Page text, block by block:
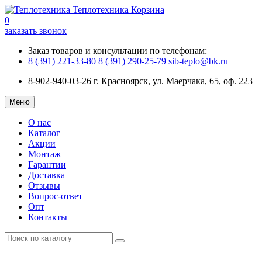
Теплотехника Корзина
0
заказать звонок
Заказ товаров и консультации по телефонам:
8 (391) 221-33-80 8 (391) 290-25-79 sib-teplo@bk.ru
8-902-940-03-26 г. Красноярск, ул. Маерчака, 65, оф. 223
Меню
О нас
Каталог
Акции
Монтаж
Гарантии
Доставка
Отзывы
Вопрос-ответ
Опт
Контакты